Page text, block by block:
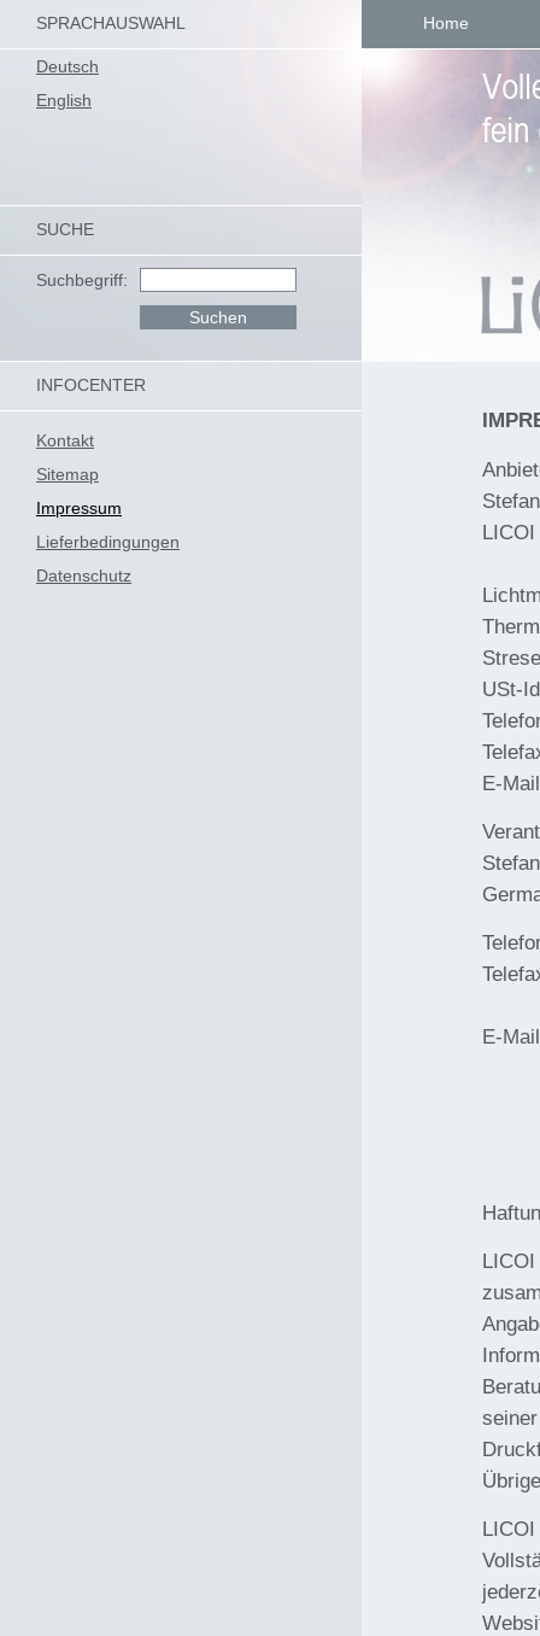
SPRACHAUSWAHL
Deutsch
English
SUCHE
Suchbegriff:
Home
INFOCENTER
Kontakt
Sitemap
Impressum
Lieferbedingungen
Datenschutz
USt-
E-
E-